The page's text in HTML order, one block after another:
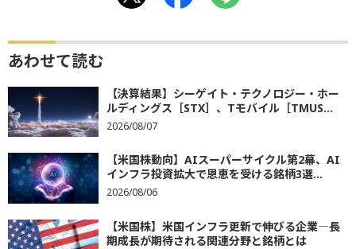
あわせて読む
【決算結果】シーゲイト・テクノロジー・ホー
ルディングス［STX］、Tモバイル［TMUS...
2026/08/07
【米国株動向】AIスーパーサイクル第2幕、AI
インフラ投資拡大で恩恵を受ける銘柄3選...
2026/08/06
【米国株】米国インフラ更新で伸びる企業―長
期成長が期待される関連分野と銘柄とは